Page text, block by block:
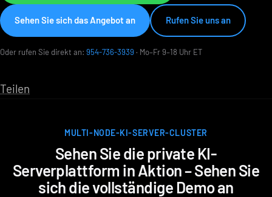
Sehen Sie sich das Angebot an Rufen Sie uns an
Oder rufen Sie direkt an: 954-736-3939 · Mo–Fr 9–18 Uhr ET
Teilen
MULTI-NODE-KI-SERVER-CLUSTER
Sehen Sie die private KI-
Serverplattform in Aktion – Sehen Sie
sich die vollständige Demo an